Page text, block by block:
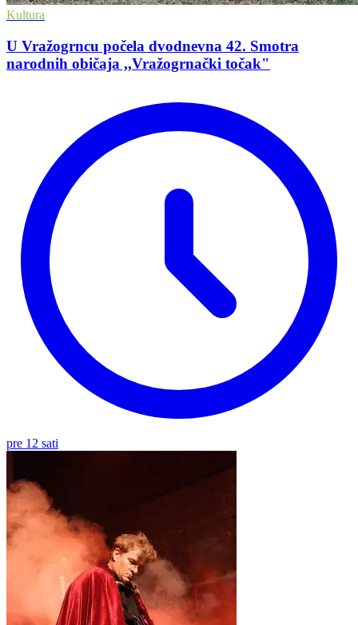
Kultura
U Vražogrncu počela dvodnevna 42. Smotra
narodnih običaja ,,Vražogrnački točak"
pre 12 sati